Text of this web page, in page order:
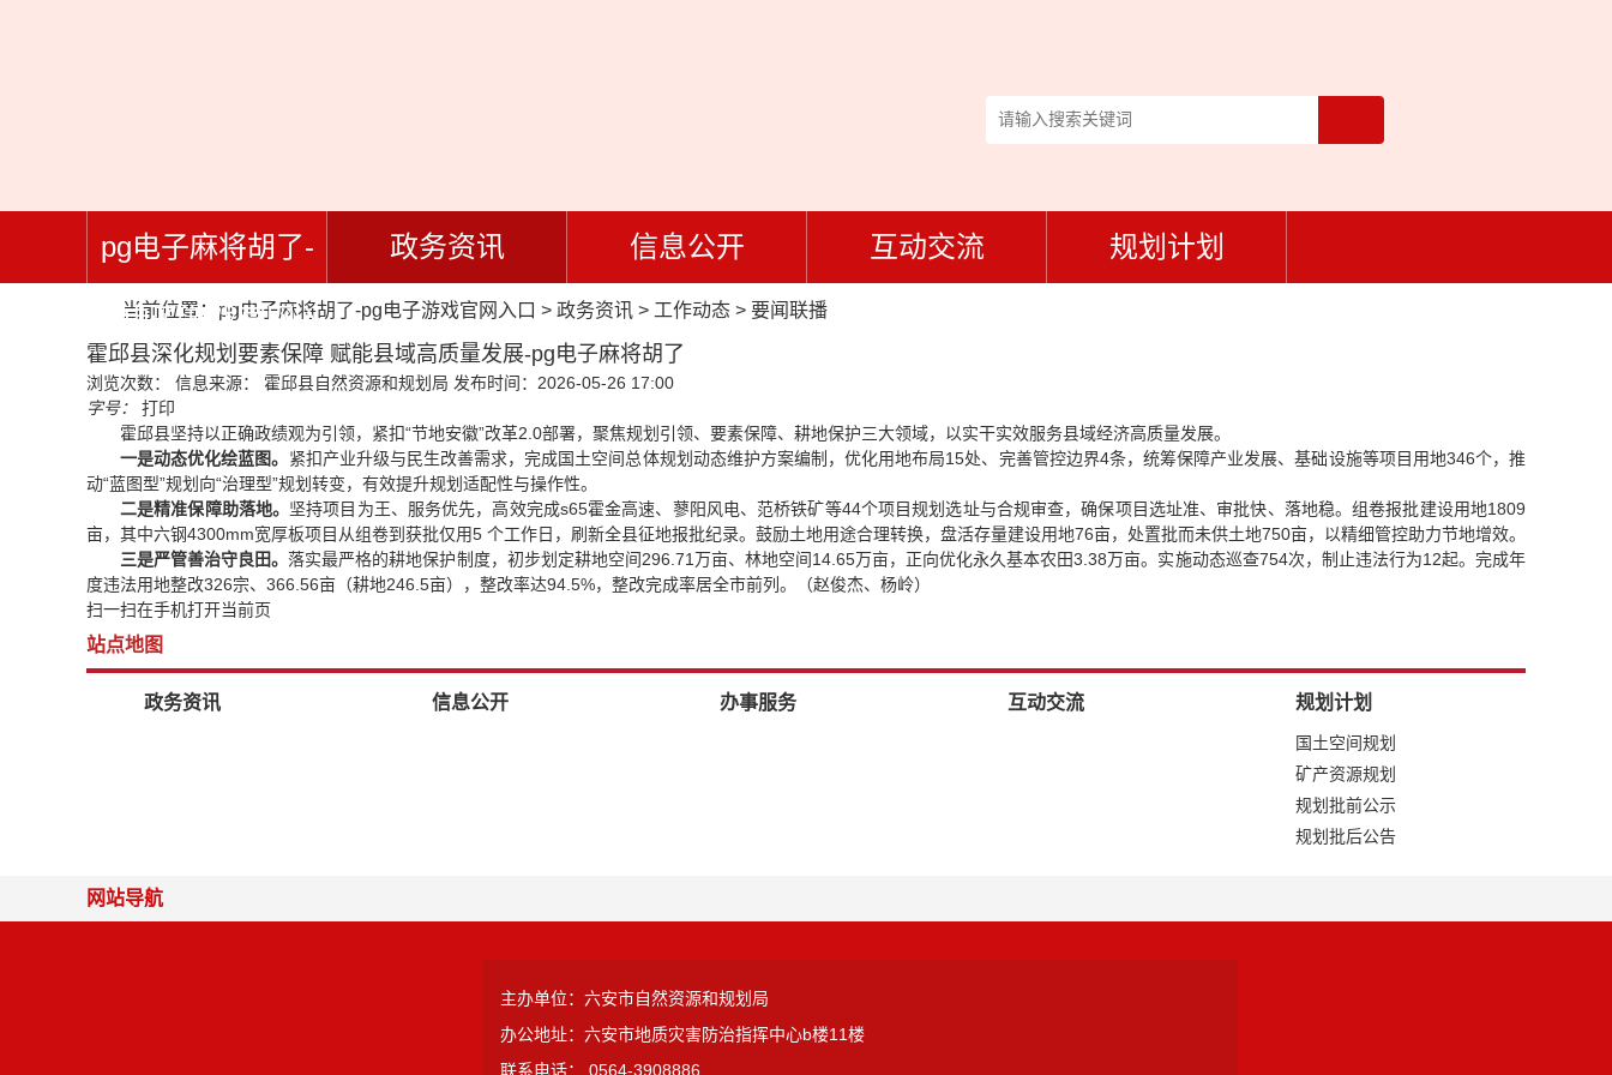
pg电子麻将胡了-
pg电子游戏官网入
口
政务资讯 信息公开 互动交流 规划计划
当前位置： pg电子麻将胡了-pg电子游戏官网入口 > 政务资讯 > 工作动态 > 要闻联播
霍邱县深化规划要素保障 赋能县域高质量发展-pg电子麻将胡了
浏览次数： 信息来源： 霍邱县自然资源和规划局 发布时间：2026-05-26 17:00
字号：
打印
霍邱县坚持以正确政绩观为引领，紧扣“节地安徽”改革2.0部署，聚焦规划引领、要素保障、耕地保护三大领域，以实干实效服务县域经济高质量发展。
一是动态优化绘蓝图。 紧扣产业升级与民生改善需求，完成国土空间总体规划动态维护方案编制，优化用地布局15处、完善管控边界4条，统筹保障产业发展、基础设施等项目用地346个，推
动“蓝图型”规划向“治理型”规划转变，有效提升规划适配性与操作性。
二是精准保障助落地。 坚持项目为王、服务优先，高效完成s65霍金高速、蓼阳风电、范桥铁矿等44个项目规划选址与合规审查，确保项目选址准、审批快、落地稳。组卷报批建设用地1809
亩，其中六钢4300mm宽厚板项目从组卷到获批仅用5 个工作日，刷新全县征地报批纪录。鼓励土地用途合理转换，盘活存量建设用地76亩，处置批而未供土地750亩，以精细管控助力节地增效。
三是严管善治守良田。落实最严格的耕地保护制度，初步划定耕地空间296.71万亩、林地空间14.65万亩，正向优化永久基本农田3.38万亩。实施动态巡查754次，制止违法行为12起。完成年
度违法用地整改326宗、366.56亩（耕地246.5亩），整改率达94.5%，整改完成率居全市前列。（赵俊杰、杨岭）
扫一扫在手机打开当前页
站点地图
政务资讯 信息公开 办事服务 互动交流 规划计划
国土空间规划
矿产资源规划
规划批前公示
规划批后公告
网站导航
主办单位：六安市自然资源和规划局
办公地址：六安市地质灾害防治指挥中心b楼11楼
联系电话： 0564-3908886